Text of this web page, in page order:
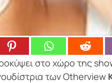
στο χώρο της
των Otherview